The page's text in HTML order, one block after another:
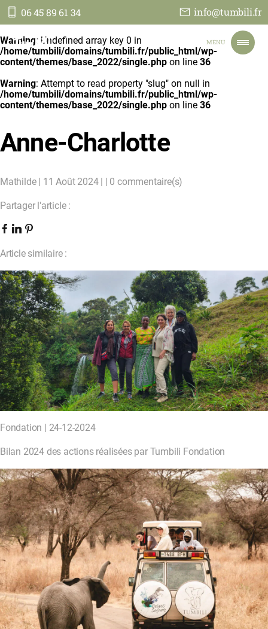
06 45 89 61 34 info@tumbili.fr
Tumbili MENU
ACCUEIL
NOS VOYAGES
TOUT SUR NOUS
JE PARS EN TANZANIE
FAIRE UN DON
Warning: Undefined array key 0 in
/home/tumbili/domains/tumbili.fr/public_html/wp-
content/themes/base_2022/single.php on line 36
Warning: Attempt to read property "slug" on null in
/home/tumbili/domains/tumbili.fr/public_html/wp-
content/themes/base_2022/single.php on line 36
Anne-Charlotte
Mathilde | 11 Août 2024 | | 0 commentaire(s)
Partager l'article :
Article similaire :
Fondation | 24-12-2024
Bilan 2024 des actions réalisées par Tumbili Fondation